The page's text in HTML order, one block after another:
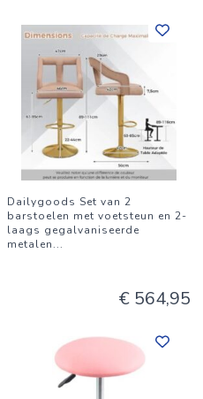
Dailygoods Set van 2
barstoelen met voetsteun en 2-
laags gegalvaniseerde
metalen...
€ 564,95